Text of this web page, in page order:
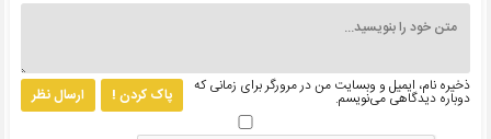
ارسال نظر پاک کردن ! ذخیره نام، ایمیل و وبسایت من در مرورگر برای زمانی که
دوباره دیدگاهی می‌نویسم.